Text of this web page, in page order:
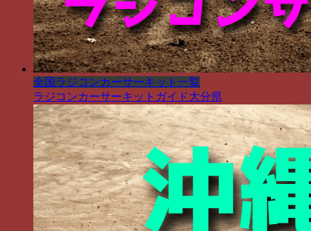
全国ラジコンカーサーキット一覧
ラジコンカーサーキットガイド大分県